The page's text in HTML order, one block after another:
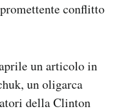
conflitto
un articolo in
un oligarca
della Clinton